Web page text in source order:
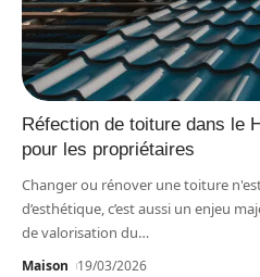
Réfection de toiture dans le
pour les propriétaires
Changer ou rénover une toiture
d’esthétique, c’est aussi un enjeu
de valorisation du…
Maison 19/03/2026